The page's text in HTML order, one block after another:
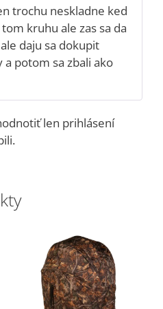
trochu neskladne ked
kruhu ale zas sa da
daju sa dokupit
a potom sa zbali ako
len prihlásení